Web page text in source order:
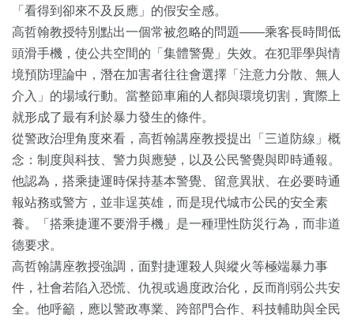
「看得到卻來不及反應」的假安全感。
高哲翰教授特別點出一個常被忽略的問題——乘客長時間低
頭滑手機，使公共空間的「集體警覺」失效。在犯罪學與情
境預防理論中，潛在加害者往往會選擇「注意力分散、無人
介入」的場域行動。當整節車廂的人都與環境切割，實際上
就形成了最有利於暴力發生的條件。
從警政治理角度來看，高哲翰講座教授提出「三道防線」概
念：制度與科技、警力與應變，以及公民警覺與即時通報。
他認為，搭乘捷運時保持基本警覺、留意異狀、在必要時通
報站務或警方，並非逞英雄，而是現代城市公民的安全素
養。「搭乘捷運不要滑手機」是一種理性防災行為，而非道
德要求。
高哲翰講座教授強調，面對捷運殺人與縱火等極端暴力事
件，社會若陷入恐慌、仇視或過度政治化，反而削弱公共安
全。他呼籲，應以警政專業、跨部門合作、科技輔助與全民